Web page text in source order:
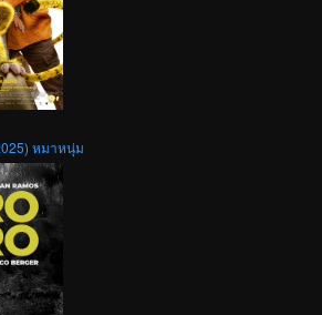
หมาหนุ่ม